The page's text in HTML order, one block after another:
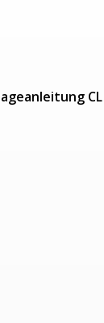
CL